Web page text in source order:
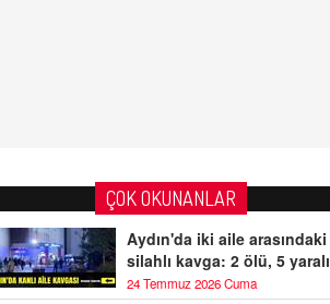
ÇOK OKUNANLAR
Aydın'da iki aile arasındaki
silahlı kavga: 2 ölü, 5 yaralı
24 Temmuz 2026 Cuma